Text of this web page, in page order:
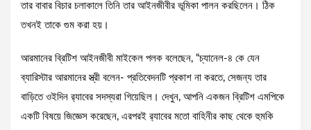
তার বাবার বিচার চলাকালে তিনি তার আইনজীবীর ভূমিকা পালন করছিলেন। ঠিক
তখনই তাকে গুম করা হয়।
আরমানের ব্রিটিশ আইনজীবী মাইকেল পলক বলেছেন, “চ্যানেল-৪ কে যেন
ব্যারিস্টার আরমানের স্ত্রী বলেন- প্রতিবেদনটি প্রকাশ না করতে, সেজন্য তার
বাড়িতে ওইদিন র‌্যাবের সদস্যরা গিয়েছিল। দেখুন, আপনি একজন ব্রিটিশ এমপিকে
একটি বিষয়ে জিজ্ঞেস করেছেন, এরপরই র‌্যাবের মতো বাহিনীর কাছ থেকে হুমকি